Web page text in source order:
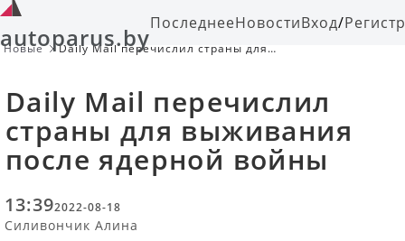
autoparus.byПоследнееНовостиВход/
Новые
Daily Mail перечислил страны для
Daily Mail перечислил
страны для выживания
после ядерной войны
13:392022-08-18
Силивончик Алина